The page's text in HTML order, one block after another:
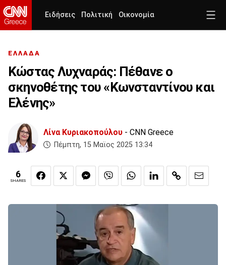
Ειδήσεις Πολιτική Οικονομία
ΕΛΛΑΔΑ
Κώστας Λυχναράς: Πέθανε ο
σκηνοθέτης του «Κωνσταντίνου και
Ελένης»
Λίνα Κυριακοπούλου - CNN Greece
Πέμπτη, 15 Μαϊος 2025 13:34
6
SHARES